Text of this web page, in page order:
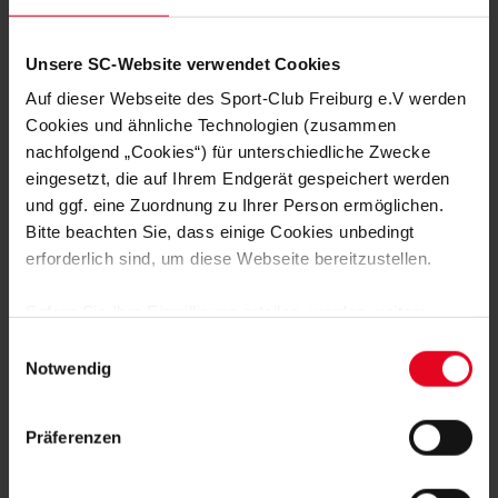
Unsere SC-Website verwendet Cookies
Auf dieser Webseite des Sport-Club Freiburg e.V werden
Cookies und ähnliche Technologien (zusammen
nachfolgend „Cookies“) für unterschiedliche Zwecke
eingesetzt, die auf Ihrem Endgerät gespeichert werden
und ggf. eine Zuordnung zu Ihrer Person ermöglichen.
Bitte beachten Sie, dass einige Cookies unbedingt
erforderlich sind, um diese Webseite bereitzustellen.
Daten von Ihnen (z.B. persönlichen Identifikatoren oder
IP-Adressen) verarbeitet werden. Durch Klicken auf den
Speicherung aller aufgeführten Cookies und der
Notwendig
Präferenzen